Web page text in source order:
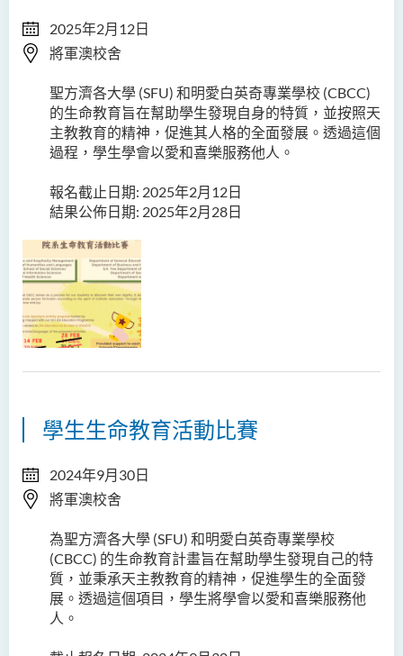
2025年2月12日
將軍澳校舍
聖方濟各大學 (SFU) 和明愛白英奇專業學校 (CBCC)
的生命教育旨在幫助學生發現自身的特質，並按照天
主教教育的精神，促進其人格的全面發展。透過這個
過程，學生學會以愛和喜樂服務他人。
報名截止日期: 2025年2月12日
結果公佈日期: 2025年2月28日
學生生命教育活動比賽
2024年9月30日
將軍澳校舍
為聖方濟各大學 (SFU) 和明愛白英奇專業學校
(CBCC) 的生命教育計畫旨在幫助學生發現自己的特
質，並秉承天主教教育的精神，促進學生的全面發
展。透過這個項目，學生將學會以愛和喜樂服務他
人。